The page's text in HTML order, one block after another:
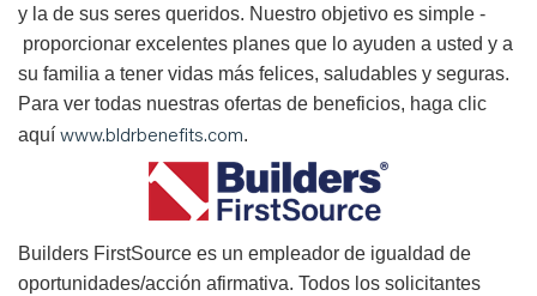
y la de sus seres queridos. Nuestro objetivo es simple -
proporcionar excelentes planes que lo ayuden a usted y a
su familia a tener vidas más felices, saludables y seguras.
Para ver todas nuestras ofertas de beneficios, haga clic
aquí www.bldrbenefits.com.
Builders FirstSource es un empleador de igualdad de
oportunidades/acción afirmativa. Todos los solicitantes